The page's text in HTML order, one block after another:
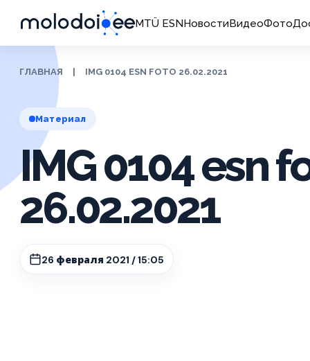
MTÜ ESNНовостиВидеоФото
ГЛАВНАЯ IMG 0104 ESN FOTO 26.02.2021
Материал
IMG 0104 esn
26.02.2021
26 февраля 2021 / 15:05